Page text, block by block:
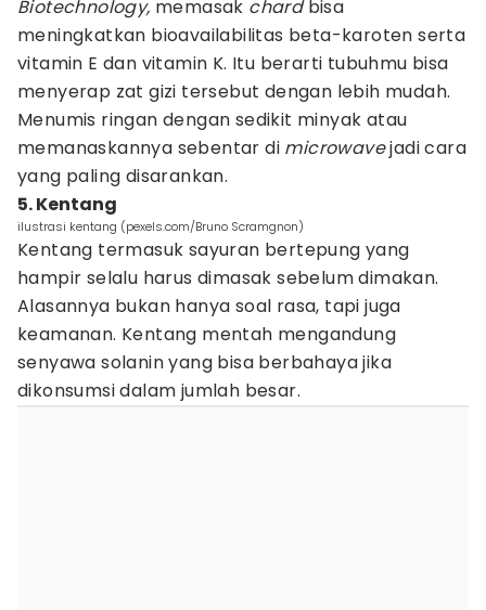
Biotechnology, memasak chardbisa
meningkatkan bioavailabilitas beta-karoten serta
vitamin E dan vitamin K. Itu berarti tubuhmu bisa
menyerap zat gizi tersebut dengan lebih mudah.
Menumis ringan dengan sedikit minyak atau
memanaskannya sebentar di microwavejadi cara
yang paling disarankan.
5. Kentang
ilustrasi kentang (pexels.com/Bruno Scramgnon)
Kentang termasuk sayuran bertepung yang
hampir selalu harus dimasak sebelum dimakan.
Alasannya bukan hanya soal rasa, tapi juga
keamanan. Kentang mentah mengandung
senyawa solanin yang bisa berbahaya jika
dikonsumsi dalam jumlah besar.